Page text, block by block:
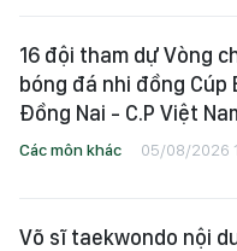
16 đội tham dự Vòng
bóng đá nhi đồng Cúp
Đồng Nai - C.P Việt
Các môn khác 05/08/2026
Võ sĩ taekwondo nội